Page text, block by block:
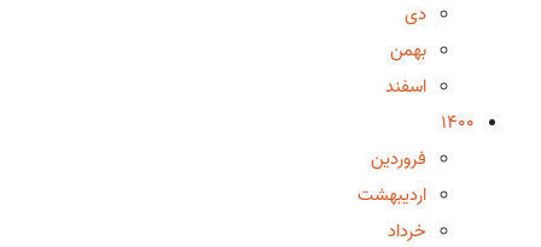
دی
بهمن
اسفند
1400
فروردین
اردیبهشت
خرداد